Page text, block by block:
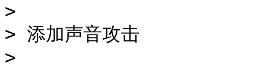
>
> 添加声音攻击
>